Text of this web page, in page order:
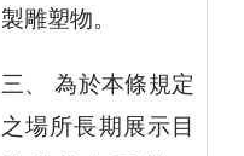
製雕塑物。
三、 為於本條規定
之場所長期展示目